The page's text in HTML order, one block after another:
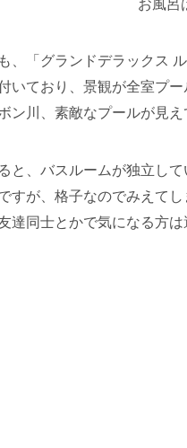
お風呂
、「グランドデラックス
いており、景観が全室プー
ン川、素敵なプールが見え
と、バスルームが独立し
すが、格子なのでみえて
達同士とかで気になる方